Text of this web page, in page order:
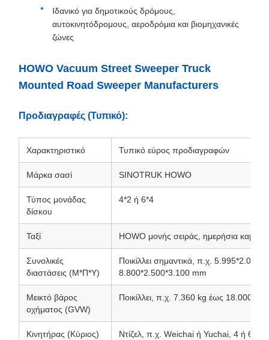
Ιδανικό για δημοτικούς δρόμους,
αυτοκινητόδρομους, αεροδρόμια και βιομηχανικές
ζώνες
HOWO Vacuum Street Sweeper Truck
Mounted Road Sweeper Manufacturers
Προδιαγραφές (Τυπικό):
Χαρακτηριστικό Τυπικό εύρος προδιαγραφών
Μάρκα σασί SINOTRUK HOWO
Τύπος μονάδας
δίσκου
4*2 ή 6*4
Ταξί HOWO μονής σειράς, ημερήσια
Συνολικές
διαστάσεις (Μ*Π*Υ)
Ποικίλλει σημαντικά, π.χ.
8.800*2.500*3.100 mm
Μεικτό βάρος
οχήματος (GVW)
Ποικίλλει, π.χ. 7.360 kg έως 18.000 kg
Κινητήρας (Κύριος) Ντίζελ, π.χ. Weichai ή Yuchai, 4 ή 6